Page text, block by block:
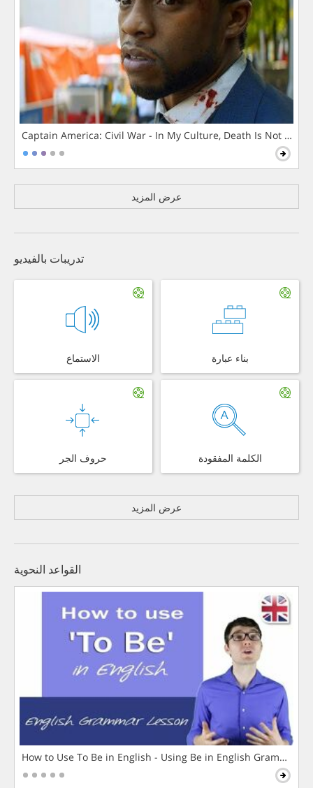
Captain America: Civil War - In My Culture, Death Is Not The
عرض المزيد
تدريبات بالفيديو
الاستماع بناء عبارة
حروف الجر الكلمة المفقودة
عرض المزيد
القواعد النحوية
How to Use To Be in English - Using Be in English Grammar